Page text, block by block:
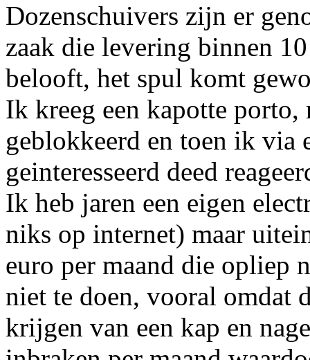
Dozenschuivers zijn er
zaak die levering binnen
belooft, het spul komt
Ik kreeg een kapotte porto,
geblokkeerd en toen ik via
geinteresseerd deed
Ik heb jaren een eigen
niks op internet) maar
euro per maand die opliep
niet te doen, vooral omdat
krijgen van een kap en